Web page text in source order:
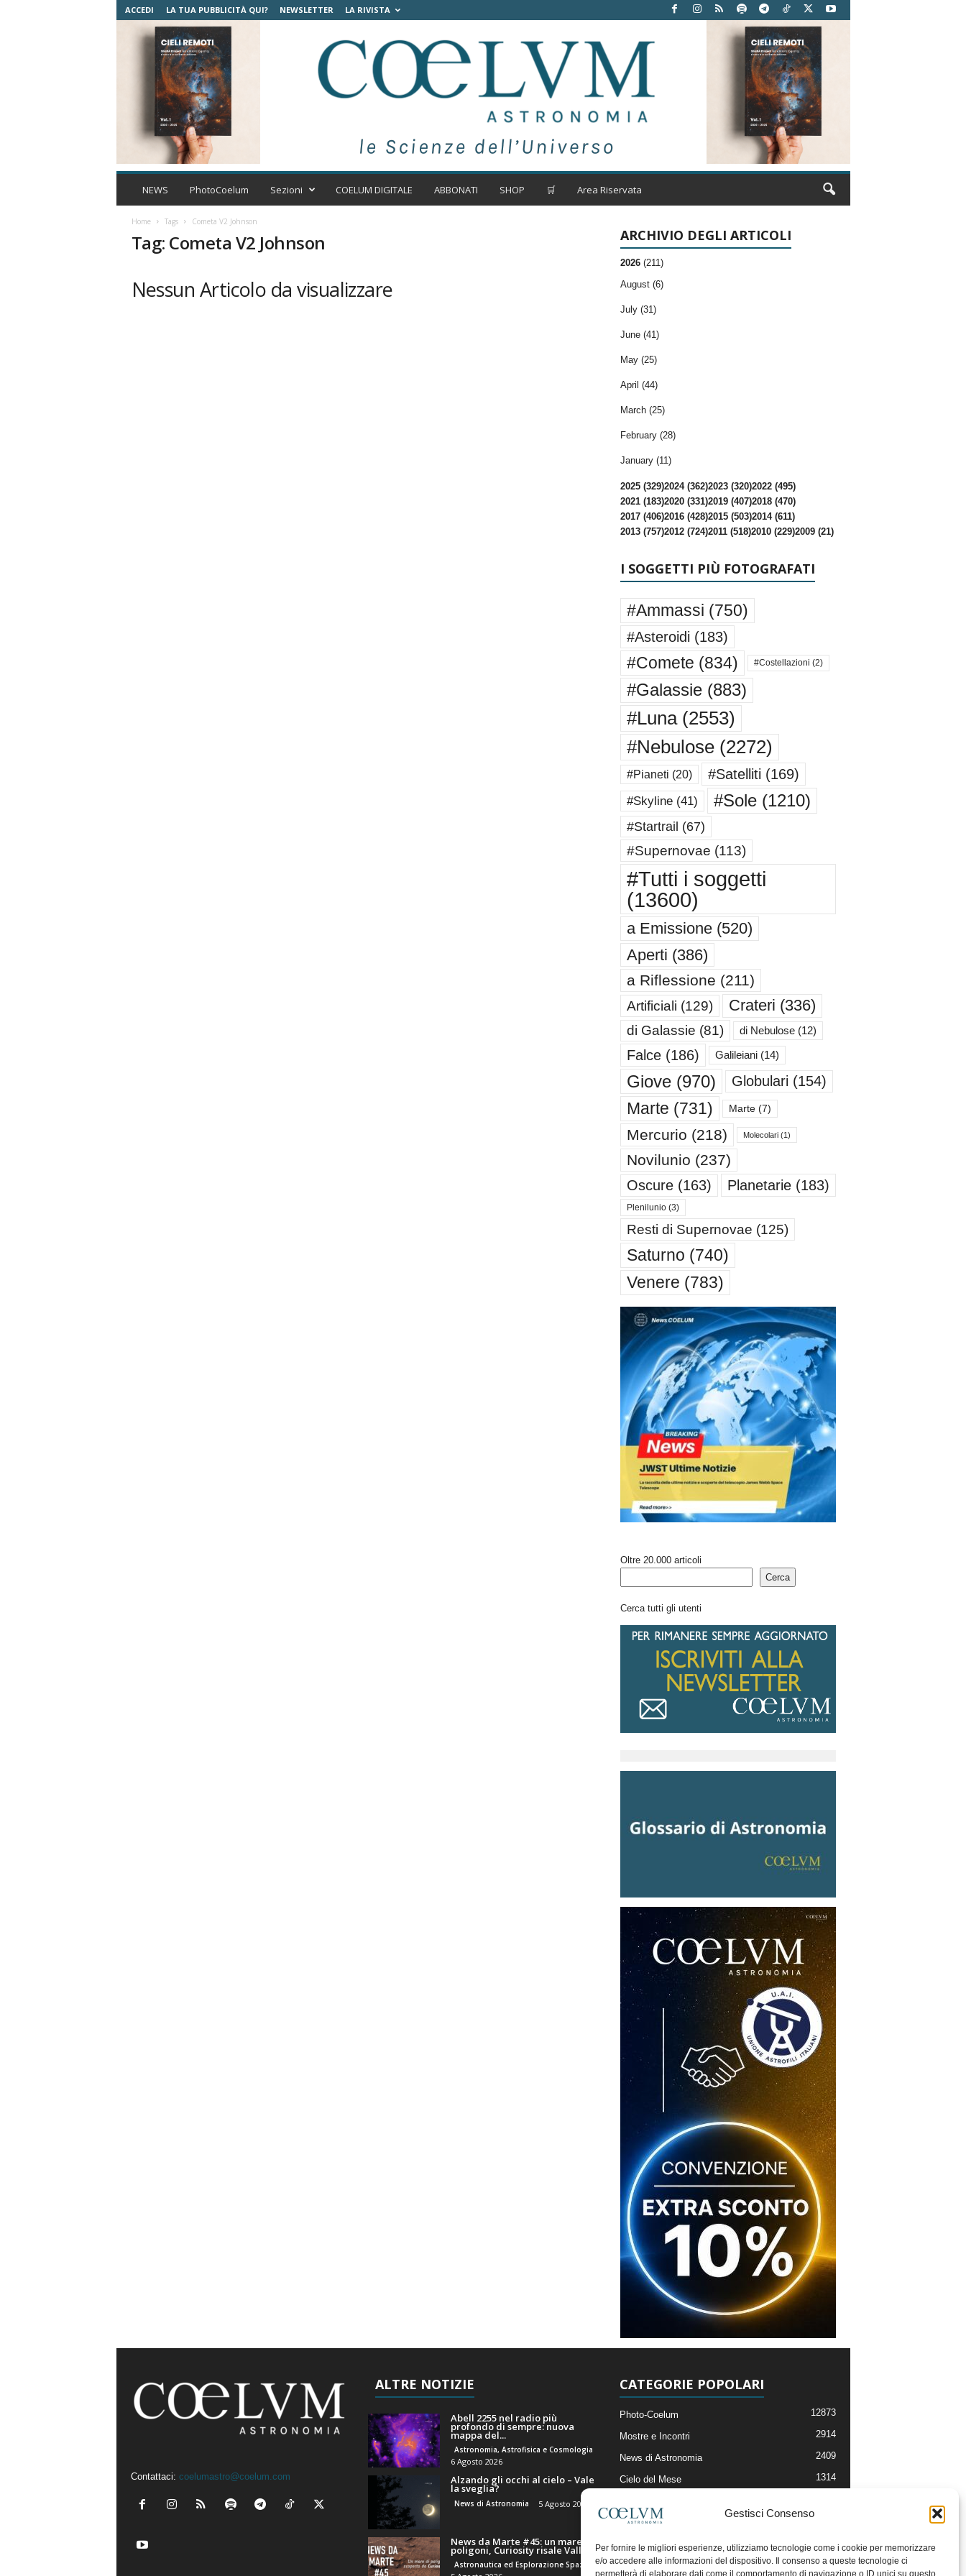
Gestisci Consenso
Per fornire le migliori esperienze, utilizziamo tecnologie come i cookie per memorizzare
e/o accedere alle informazioni del dispositivo. Il consenso a queste tecnologie ci
permetterà di elaborare dati come il comportamento di navigazione o ID unici su questo
ACCEDI LA TUA PUBBLICITÀ QUI? NEWSLETTER LA RIVISTA
C
m
t
NEWS PhotoCoelum Sezioni COELUM DIGITALE ABBONATI SHOP 🛒 Area Riservata
Home Tags Cometa V2 Johnson
Tag: Cometa V2 Johnson
Nessun Articolo da visualizzare
ARCHIVIO DEGLI ARTICOLI
2026 (211)
August (6)
July (31)
June (41)
May (25)
April (44)
March (25)
February (28)
January (11)
2025 (329)2024 (362)2023 (320)2022 (495)
2021 (183)2020 (331)2019 (407)2018 (470)
2017 (406)2016 (428)2015 (503)2014 (611)
2013 (757)2012 (724)2011 (518)2010 (229)2009 (21)
I SOGGETTI PIÙ FOTOGRAFATI
#Ammassi (750)
#Asteroidi (183)
#Comete (834) #Costellazioni (2)
#Galassie(883)
#Luna(2553)
#Nebulose(2272)
#Pianeti (20) #Satelliti (169)
#Skyline(41) #Sole(1210)
#Startrail (67)
#Supernovae (113)
#Tutti i soggetti
(13600)
a Emissione(520)
Aperti (386)
a Riflessione (211)
Artificiali (129) Crateri (336)
di Galassie (81) di Nebulose(12)
Falce(186) Galileiani(14)
Giove(970) Globulari (154)
Marte (731) Marte(7)
Mercurio (218) Molecolari(1)
Novilunio (237)
Oscure(163) Planetarie(183)
Plenilunio(3)
Resti di Supernovae (125)
Saturno (740)
Venere (783)
Oltre 20.000 articoli
Cerca
Cerca tutti gli utenti
Contattaci: coelumastro@coelum.com
ALTRE NOTIZIE
Abell 2255 nel radio più
profondo di sempre: nuova
mappa del...
Astronomia, Astrofisica e Cosmologia
6 Agosto 2026
Alzando gli occhi al cielo – Vale
la sveglia?
News di Astronomia 5 Agosto 2026
News da Marte #45: un mare di
poligoni, Curiosity risale Valle...
CATEGORIE POPOLARI
Photo-Coelum 12873
Mostre e Incontri 2914
News di Astronomia 2409
Cielo del Mese 1314
Articoli e Risorse On-Line
Il Blog della Redazione